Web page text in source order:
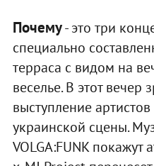
Почему- это три
специально
терраса с видом на
веселье. В этот вечер
выступление
украинской сцены.
VOLGA:FUNK